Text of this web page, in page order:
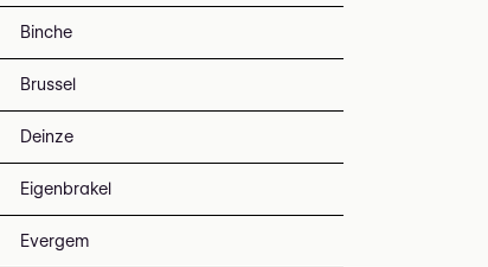
Binche
Brussel
Deinze
Eigenbrakel
Evergem